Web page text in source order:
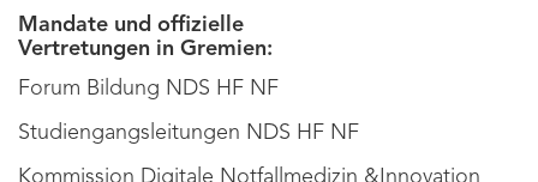
Mandate und offizielle
Vertretungen in Gremien:
Forum Bildung NDS HF NF
Studiengangsleitungen NDS HF NF
Kommission Digitale Notfallmedizin &Innovation